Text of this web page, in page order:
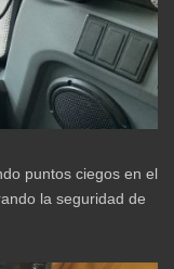
puntos ciegos en el
la seguridad de